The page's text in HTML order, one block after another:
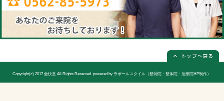
所在地
〒470-1151 愛知県豊明市前後町鎗ケ
0562-85-5973(電話予約は必ず必要に
院長
宮木 謙三